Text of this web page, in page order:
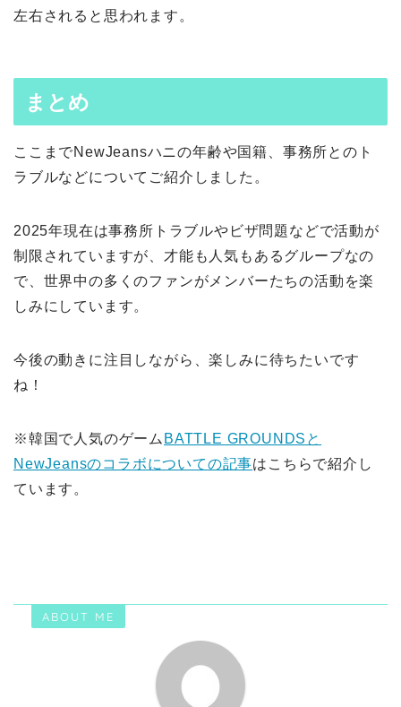
左右されると思われます。
まとめ
ここまでNewJeansハニの年齢や国籍、事務所とのト
ラブルなどについてご紹介しました。
2025年現在は事務所トラブルやビザ問題などで活動が
制限されていますが、才能も人気もあるグループなの
で、世界中の多くのファンがメンバーたちの活動を楽
しみにしています。
今後の動きに注目しながら、楽しみに待ちたいです
ね！
※韓国で人気のゲーム BATTLE GROUNDSと
NewJeansのコラボについての記事はこちらで紹介し
ています。
ABOUT ME